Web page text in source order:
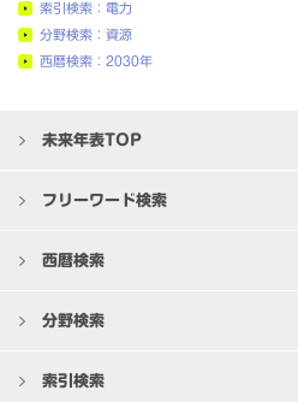
索引検索：電力
分野検索：資源
西暦検索：2030年
未来年表TOP
フリーワード検索
西暦検索
分野検索
索引検索